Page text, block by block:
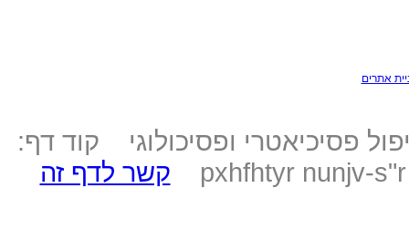
אתרים
פסיכיאטרי ופסיכולוגי קוד דף:
pxhfhtyr nunjv-
קשר לדף זה